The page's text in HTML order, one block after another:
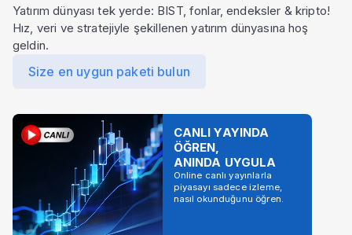
Yatırım dünyası tek yerde: BIST, fonlar, endeksler & kripto!
Hız, veri ve stratejiyle şekillenen yatırım dünyasına hoş
geldin.
Size en uygun paketi bulun
CANLI YAYINDA
ÖĞREN,
ANINDA UYGULA
Online canlı yayınlarla
piyasayı sadece izleme,
nasıl okunduğunu öğren.